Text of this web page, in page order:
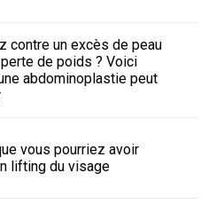
contre un excès de peau
de poids ? Voici
abdominoplastie peut
vous pourriez avoir
lifting du visage